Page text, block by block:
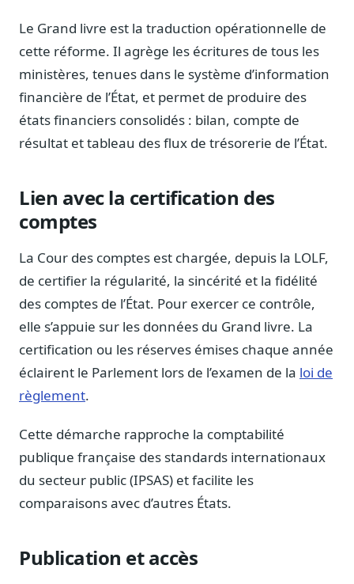
Suivi par secteur
11 secteurs : énergie, santé, finance, numérique…
Cas d'usage concrets
Six cas pour gagner du temps
Conseil (Advisory)
Consultants seniors, plateforme Legiwatch incluse
Guides pratiques
17 guides sur le Parlement, la procédure, le plaidoyer
Blog & Podcast Hémicycle
Analyses, méthodes, coulisses
Lexique parlementaire
1027 termes expliqués
Glossaire affaires publiques
Lexique par thème métier
23 flux indexés
Nouveautés produit
Le changelog mensuel
Qui sommes-nous
Le Grand livre est la traduction opérationnelle de
cette réforme. Il agrège les écritures de tous les
ministères, tenues dans le système d’information
financière de l’État, et permet de produire des
états financiers consolidés : bilan, compte de
résultat et tableau des flux de trésorerie de l’État.
Lien avec la certification des
comptes
La Cour des comptes est chargée, depuis la LOLF,
de certifier la régularité, la sincérité et la fidélité
des comptes de l’État. Pour exercer ce contrôle,
elle s’appuie sur les données du Grand livre. La
certification ou les réserves émises chaque année
éclairent le Parlement lors de l’examen de la loi de
règlement.
Cette démarche rapproche la comptabilité
publique française des standards internationaux
du secteur public (IPSAS) et facilite les
comparaisons avec d’autres États.
Publication et accès